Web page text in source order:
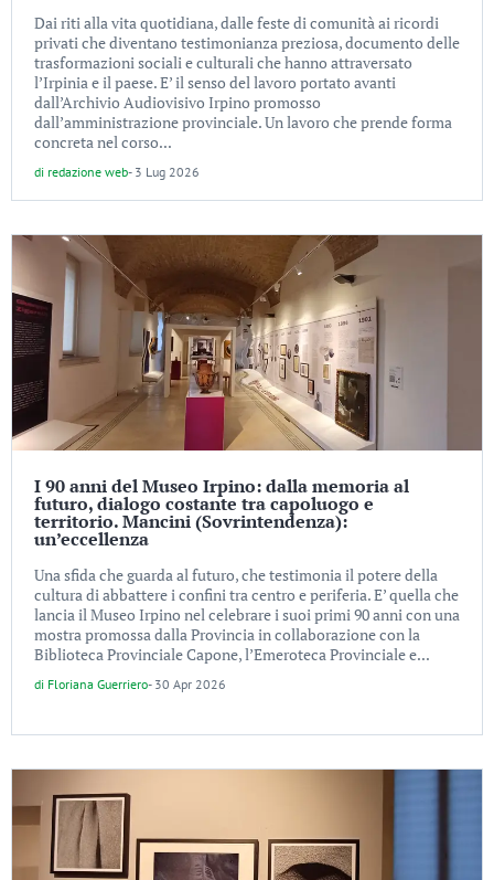
Dai riti alla vita quotidiana, dalle feste di comunità ai ricordi
privati che diventano testimonianza preziosa, documento delle
trasformazioni sociali e culturali che hanno attraversato
l’Irpinia e il paese. E’ il senso del lavoro portato avanti
dall’Archivio Audiovisivo Irpino promosso
dall’amministrazione provinciale. Un lavoro che prende forma
concreta nel corso...
di redazione web- 3 Lug 2026
I 90 anni del Museo Irpino: dalla memoria al
futuro, dialogo costante tra capoluogo e
territorio. Mancini (Sovrintendenza):
un’eccellenza
Una sfida che guarda al futuro, che testimonia il potere della
cultura di abbattere i confini tra centro e periferia. E’ quella che
lancia il Museo Irpino nel celebrare i suoi primi 90 anni con una
mostra promossa dalla Provincia in collaborazione con la
Biblioteca Provinciale Capone, l’Emeroteca Provinciale e...
di Floriana Guerriero- 30 Apr 2026